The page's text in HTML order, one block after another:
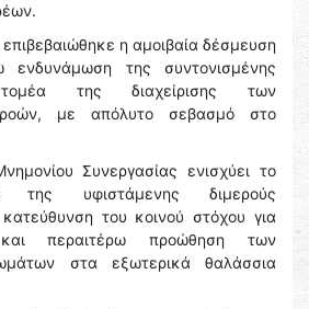
η αμοιβαία δέσμευση
ενδυνάμωση της συντονισμένης
της διαχείρισης των
ροών, με απόλυτο σεβασμό στο
Συνεργασίας ενισχύει το
της υφιστάμενης διμερούς
του κοινού στόχου για
περαιτέρω προώθηση των
στα εξωτερικά θαλάσσια